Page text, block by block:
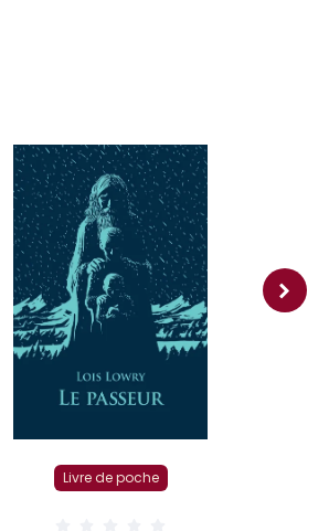
Livre de poche